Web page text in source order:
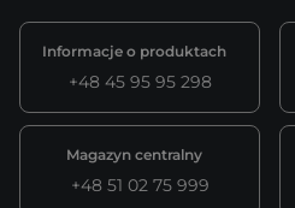
Informacje o produktach
+48 45 95 95 298
Magazyn centralny
+48 51 02 75 999